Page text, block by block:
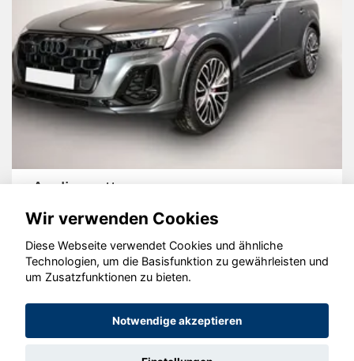
Audi quattro
© konjunkturmotor.de GmbH 2020 - 2026
Wir verwenden Cookies
Diese Webseite verwendet Cookies und ähnliche
Technologien, um die Basisfunktion zu gewährleisten und
um Zusatzfunktionen zu bieten.
Notwendige akzeptieren